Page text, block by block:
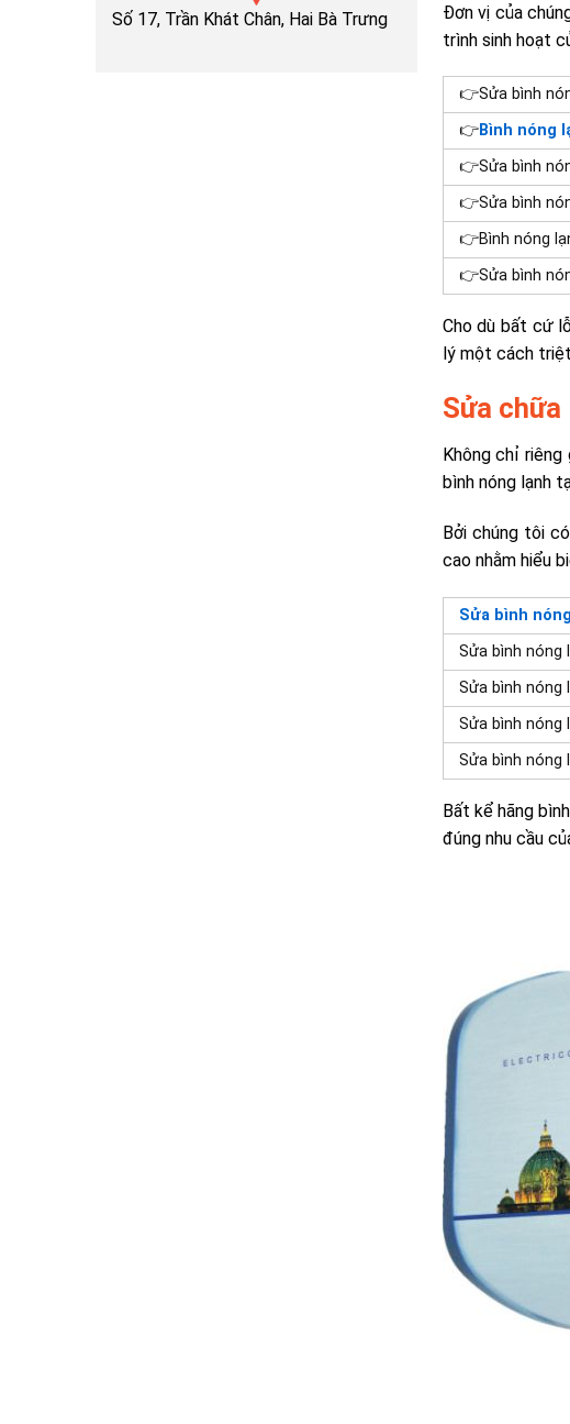
Số 17, Trần Khát Chân, Hai Bà Trưng
Đơn vị của
trình sinh hoạt
👉Sửa bình
👉Bình nóng
👉Sửa bình
👉Sửa bình
👉Bình nóng
👉Sửa bình
Cho dù bất cứ
lý một cách
Sửa
Không chỉ
bình nóng lạnh
Bởi chúng tôi
cao nhằm hiểu
Sửa bình
Sửa bình nóng
Sửa bình nóng
Sửa bình nóng
Sửa bình nóng
Bất kể hãng
đúng nhu cầu